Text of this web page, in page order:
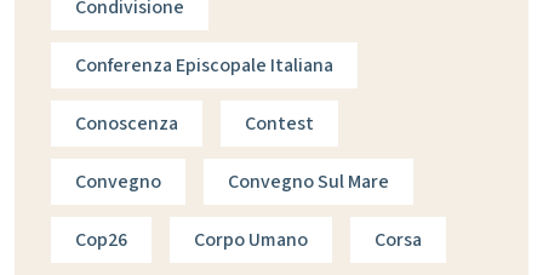
Condivisione
Conferenza Episcopale Italiana
Conoscenza Contest
Convegno Convegno Sul Mare
Cop26 Corpo Umano Corsa